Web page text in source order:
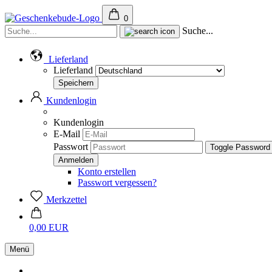
0
Suche...
Lieferland
Lieferland
Kundenlogin
Kundenlogin
E-Mail
Passwort
Toggle
Konto erstellen
Passwort vergessen?
Merkzettel
0,00 EUR
Menü